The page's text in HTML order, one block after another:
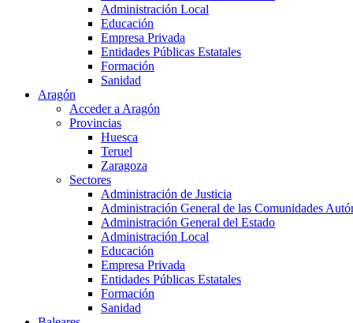
Administración Local
Educación
Empresa Privada
Entidades Públicas Estatales
Formación
Sanidad
Aragón
Acceder a Aragón
Provincias
Huesca
Teruel
Zaragoza
Sectores
Administración de Justicia
Administración General de las Comunidades
Administración General del Estado
Administración Local
Educación
Empresa Privada
Entidades Públicas Estatales
Formación
Sanidad